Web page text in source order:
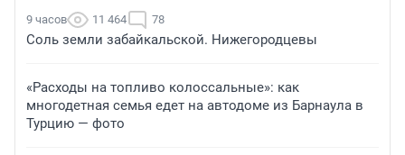
9 часов 11 464 78
Соль земли забайкальской. Нижегородцевы
«Расходы на топливо колоссальные»: как
многодетная семья едет на автодоме из Барнаула в
Турцию — фото